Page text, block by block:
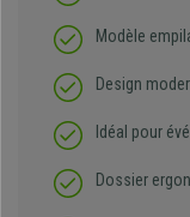
Modèle
Design
Idéal pour
Dossier